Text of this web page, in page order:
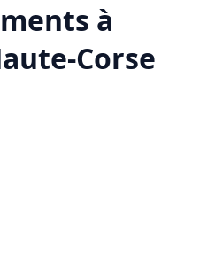
à
Corse